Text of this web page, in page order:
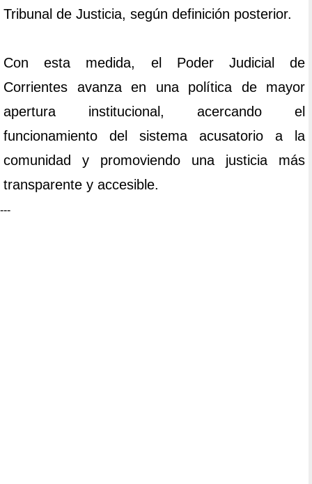
Tribunal de Justicia, según definición posterior.
Con esta medida, el Poder Judicial de
Corrientes avanza en una política de mayor
apertura institucional, acercando el
funcionamiento del sistema acusatorio a la
comunidad y promoviendo una justicia más
transparente y accesible.
---